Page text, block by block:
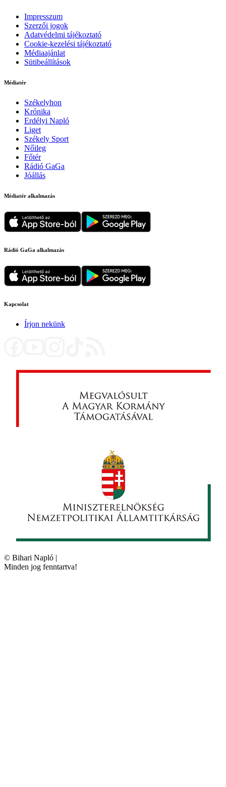
Impresszum
Szerzői jogok
Adatvédelmi tájékoztató
Cookie-kezelési tájékoztató
Médiaajánlat
Sütibeállítások
Médiatér
Székelyhon
Krónika
Erdélyi Napló
Liget
Székely Sport
Nőileg
Főtér
Rádió GaGa
Jóállás
Médiatér alkalmazás
Rádió GaGa alkalmazás
Kapcsolat
Írjon nekünk
© Bihari Napló |
Minden jog fenntartva!